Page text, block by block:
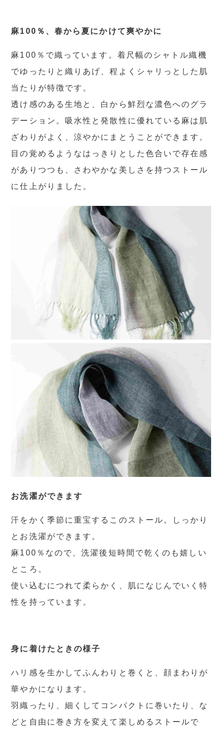
麻100％、春から夏にかけて爽やかに
麻100％で織っています。着尺幅のシャトル織機
でゆったりと織りあげ、程よくシャリっとした肌
当たりが特徴です。
透け感のある生地と、白から鮮烈な濃色へのグラ
デーション。吸水性と発散性に優れている麻は肌
ざわりがよく、涼やかにまとうことができます。
目の覚めるようなはっきりとした色合いで存在感
がありつつも、さわやかな美しさを持つストール
に仕上がりました。
お洗濯ができます
汗をかく季節に重宝するこのストール。しっかり
とお洗濯ができます。
麻100％なので、洗濯後短時間で乾くのも嬉しい
ところ。
使い込むにつれて柔らかく、肌になじんでいく特
性を持っています。
身に着けたときの様子
ハリ感を生かしてふんわりと巻くと、顔まわりが
華やかになります。
羽織ったり、細くしてコンパクトに巻いたり、な
どと自由に巻き方を変えて楽しめるストールで